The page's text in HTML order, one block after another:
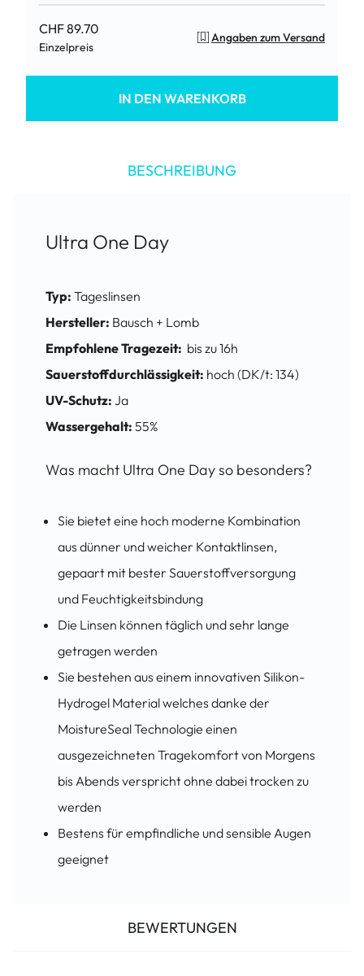
CHF 89.70
Einzelpreis
Angaben zum Versand
IN DEN WARENKORB
BESCHREIBUNG
Ultra One Day
Typ: Tageslinsen
Hersteller: Bausch + Lomb
Empfohlene Tragezeit: bis zu 16h
Sauerstoffdurchlässigkeit: hoch (DK/t: 134)
UV-Schutz: Ja
Wassergehalt: 55%
Was macht Ultra One Day so besonders?
Sie bietet eine hoch moderne Kombination
aus dünner und weicher Kontaktlinsen,
gepaart mit bester Sauerstoffversorgung
und Feuchtigkeitsbindung
Die Linsen können täglich und sehr lange
getragen werden
Sie bestehen aus einem innovativen Silikon-
Hydrogel Material welches danke der
MoistureSeal Technologie einen
ausgezeichneten Tragekomfort von Morgens
bis Abends verspricht ohne dabei trocken zu
werden
Bestens für empfindliche und sensible Augen
geeignet
BEWERTUNGEN